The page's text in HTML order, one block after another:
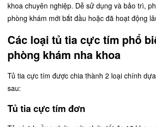
khoa chuyên nghiệp. Dễ sử dụng và bảo trì,
phòng khám mới bắt đầu hoặc đã hoạt động
Các loại tủ tia cực tím phổ
phòng khám nha khoa
Tủ tia cực tím được chia thành 2 loại chính
sau:
Tủ tia cực tím đơn